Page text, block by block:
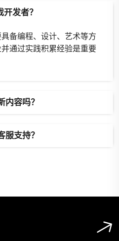
发者？
备编程、设计、艺术等方
通过实践积累经验是重要
内容吗？
服支持？